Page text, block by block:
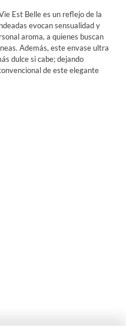
Est Belle es un reflejo de la
evocan sensualidad y
aroma, a quienes buscan
Además, este envase ultra
dulce si cabe; dejando
de este elegante